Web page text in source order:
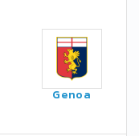
Genoa